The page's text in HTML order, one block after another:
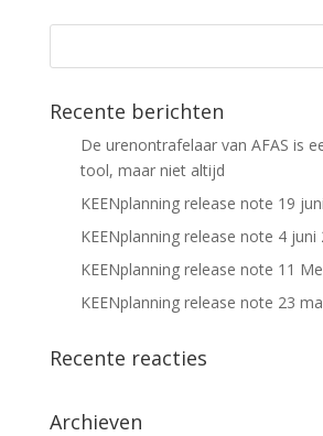
Recente berichten
De urenontrafelaar van AFAS is
tool, maar niet altijd
KEENplanning release note 19
KEENplanning release note 4 juni
KEENplanning release note 11
KEENplanning release note 23
Recente reacties
Archieven